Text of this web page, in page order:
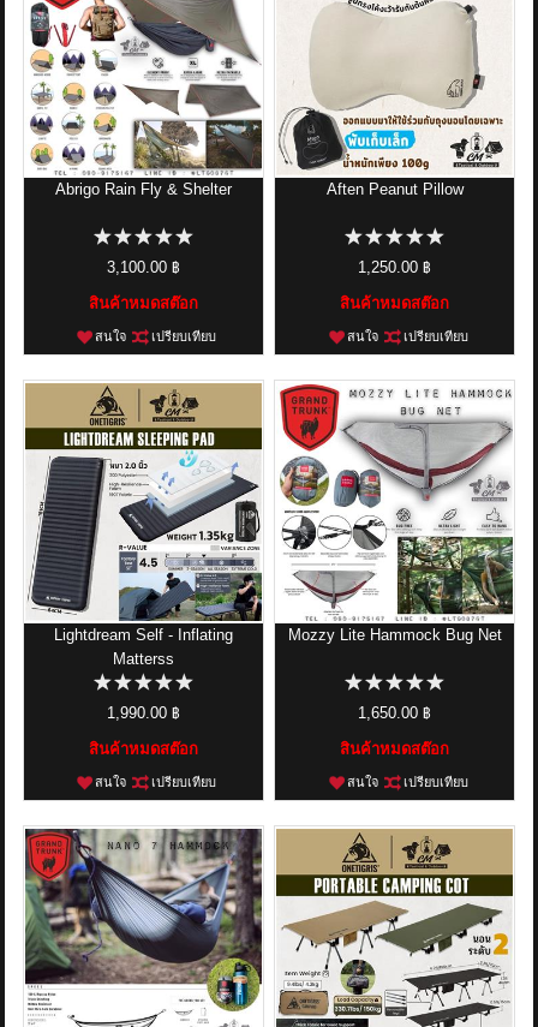
Abrigo Rain Fly & Shelter
3,100.00 ฿
สินค้าหมดสต๊อก
สนใจ เปรียบเทียบ
Aften Peanut Pillow
1,250.00 ฿
สินค้าหมดสต๊อก
สนใจ เปรียบเทียบ
Lightdream Self - Inflating
Matterss
1,990.00 ฿
สินค้าหมดสต๊อก
สนใจ เปรียบเทียบ
Mozzy Lite Hammock Bug Net
1,650.00 ฿
สินค้าหมดสต๊อก
สนใจ เปรียบเทียบ